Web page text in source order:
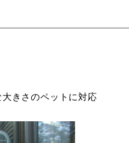
きさのペットに対応